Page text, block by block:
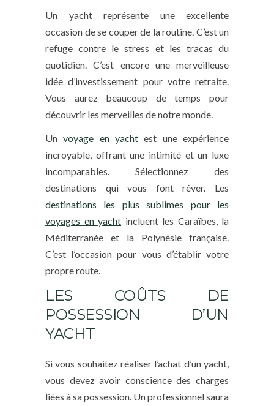
Un yacht représente une excellente
occasion de se couper de la routine. C’est un
refuge contre le stress et les tracas du
quotidien. C’est encore une merveilleuse
idée d’investissement pour votre retraite.
Vous aurez beaucoup de temps pour
découvrir les merveilles de notre monde.
Unvoyage en yacht est une expérience
incroyable, offrant une intimité et un luxe
incomparables. Sélectionnez des
destinations qui vous font rêver. Les
destinations les plus sublimes pour les
voyages en yacht incluent les Caraïbes, la
Méditerranée et la Polynésie française.
C’est l’occasion pour vous d’établir votre
propre route.
LES COÛTS DE
POSSESSION D’UN
YACHT
Si vous souhaitez réaliser l’achat d’un yacht,
vous devez avoir conscience des charges
liées à sa possession. Un professionnel saura